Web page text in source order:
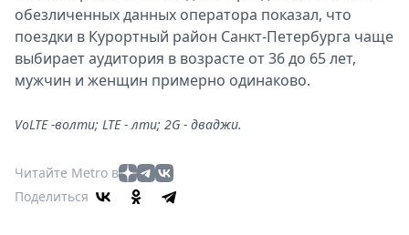
обезличенных данных оператора показал, что
поездки в Курортный район Санкт-Петербурга чаще
выбирает аудитория в возрасте от 36 до 65 лет,
мужчин и женщин примерно одинаково.
VoLTE -волти; LTE - лти; 2G - дваджи.
Читайте Metro в
Поделиться